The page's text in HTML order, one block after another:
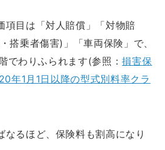
項目は「対人賠償」「対物賠
搭乗者傷害)」「車両保険」で、
でわりふられます(参照：損害保
年1月1日以降の型式別料率クラ
なるほど、保険料も割高になり